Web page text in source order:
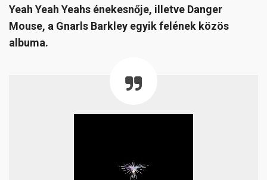
Yeah Yeah Yeahs énekesnője, illetve Danger
Mouse, a Gnarls Barkley egyik felének közös
albuma.